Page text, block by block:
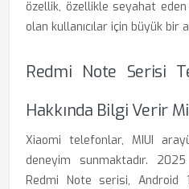
özellik, özellikle seyahat eden
olan kullanıcılar için büyük bir
Redmi Note Serisi
Hakkında Bilgi Verir
Xiaomi telefonlar, MIUI
deneyim sunmaktadır.
Redmi Note serisi, Android